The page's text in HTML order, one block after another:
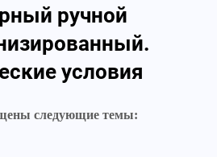
ручной
условия
следующие темы: